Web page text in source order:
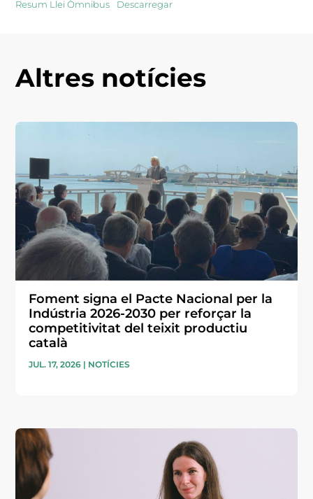
Resum Llei Òmnibus Descarregar
Altres notícies
Foment signa el Pacte Nacional per la
Indústria 2026-2030 per reforçar la
competitivitat del teixit productiu
català
JUL. 17, 2026 | NOTÍCIES